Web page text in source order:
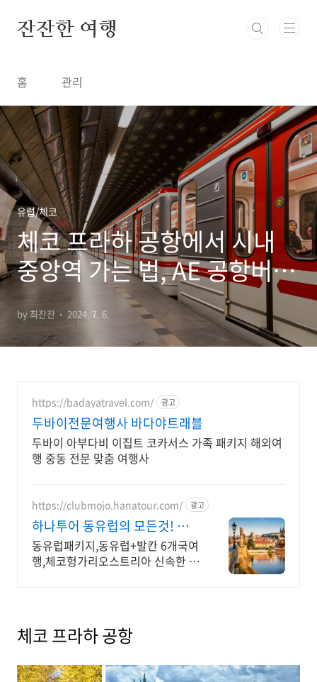
잔잔한 여행
홈 관리
유럽/체코
체코 프라하 공항에서 시내
중앙역 가는 법, AE 공항버스
메트로 우버 티켓 요금
by 최잔잔 2024. 7. 6.
https://badayatravel.com/ 광고
두바이전문여행사 바다야트래블
두바이 아부다비 이집트 코카서스 가족 패키지 해외여
행 중동 전문 맞춤 여행사
https://clubmojo.hanatour.com/ 광고
하나투어 동유럽의 모든것! 하
나투어 공식인증 예약센터
동유럽패키지,동유럽+발칸 6개국여
행,체코헝가리오스트리아 신속한 상
체코 프라하 공항